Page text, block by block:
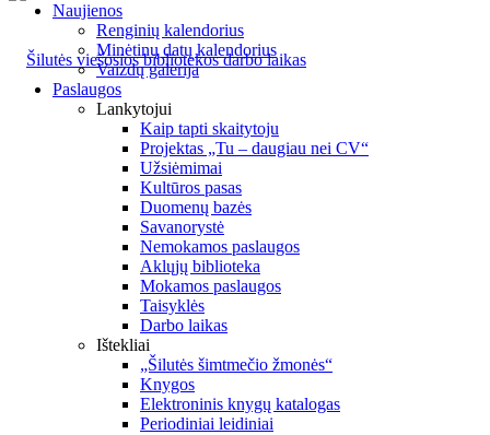
Naujienos
Renginių kalendorius
Minėtinų datų kalendorius
Vaizdų galerija
Paslaugos
Lankytojui
Kaip tapti skaitytoju
Projektas „Tu – daugiau nei CV“
Užsiėmimai
Kultūros pasas
Duomenų bazės
Savanorystė
Nemokamos paslaugos
Aklųjų biblioteka
Mokamos paslaugos
Taisyklės
Darbo laikas
Ištekliai
„Šilutės šimtmečio žmonės“
Knygos
Elektroninis knygų katalogas
Periodiniai leidiniai